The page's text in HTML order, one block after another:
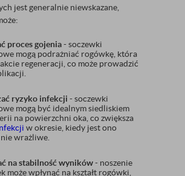
jest generalnie niewskazane,
proces gojenia- soczewki
mogą podrażniać rogówkę, która
regeneracji, co może prowadzić
ryzyko infekcji - soczewki
mogą być idealnym siedliskiem
na powierzchni oka, co zwiększa
w okresie, kiedy jest ono
wrażliwe.
na stabilność wyników- noszenie
może wpłynąć na kształt rogówki,